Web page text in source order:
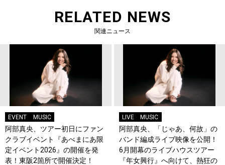
RELATED NEWS
関連ニュース
EVENT MUSIC
阿部真央、ツアー初日にファン
クラブイベント『あべまにあ限
定イベント2026』の開催を発
表！東阪2箇所で開催決定！
LIVE MUSIC
阿部真央、「じゃあ、何故」の
バンド編成ライブ映像を公開！
6月開幕のライブハウスツアー
『年女興行』へ向けて、熱狂の